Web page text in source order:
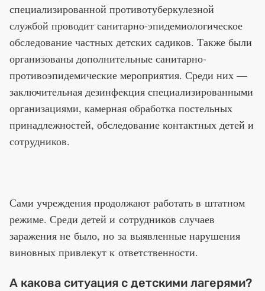
специализированной противотуберкулезной
службой проводит санитарно-эпидемиологическое
обследование частных детских садиков. Также были
организованы дополнительные санитарно-
противоэпидемические мероприятия. Среди них —
заключительная дезинфекция специализированными
организациями, камерная обработка постельных
принадлежностей, обследование контактных детей и
сотрудников.
Сами учреждения продолжают работать в штатном
режиме. Среди детей и сотрудников случаев
заражения не было, но за выявленные нарушения
виновных привлекут к ответственности.
А какова ситуация с детскими лагерями?